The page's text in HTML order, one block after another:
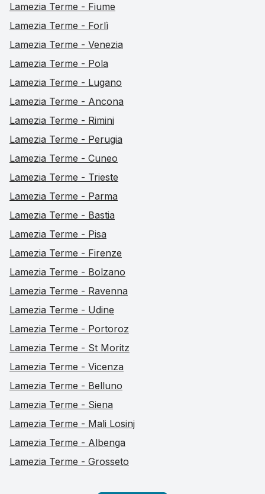
Lamezia Terme - Fiume
Lamezia Terme - Forlì
Lamezia Terme - Venezia
Lamezia Terme - Pola
Lamezia Terme - Lugano
Lamezia Terme - Ancona
Lamezia Terme - Rimini
Lamezia Terme - Perugia
Lamezia Terme - Cuneo
Lamezia Terme - Trieste
Lamezia Terme - Parma
Lamezia Terme - Bastia
Lamezia Terme - Pisa
Lamezia Terme - Firenze
Lamezia Terme - Bolzano
Lamezia Terme - Ravenna
Lamezia Terme - Udine
Lamezia Terme - Portoroz
Lamezia Terme - St Moritz
Lamezia Terme - Vicenza
Lamezia Terme - Belluno
Lamezia Terme - Siena
Lamezia Terme - Mali Losinj
Lamezia Terme - Albenga
Lamezia Terme - Grosseto